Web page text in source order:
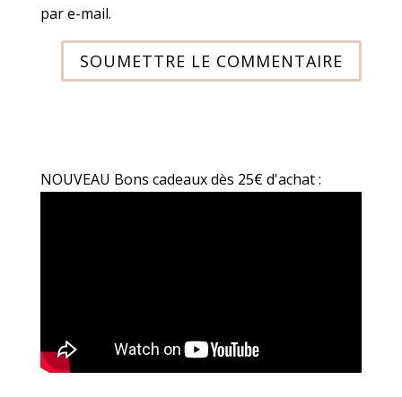
par e-mail.
SOUMETTRE LE COMMENTAIRE
NOUVEAU Bons cadeaux dès 25€ d'achat :